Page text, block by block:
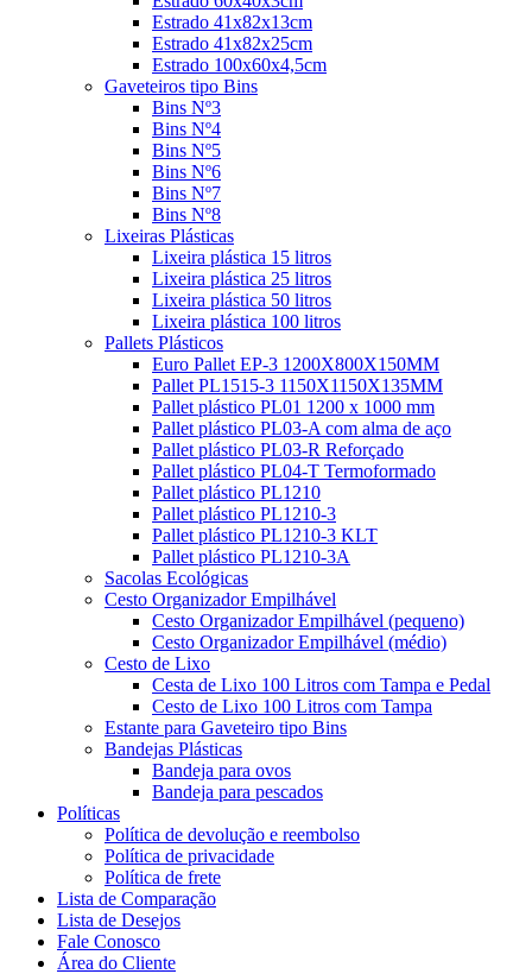
Estrado 41x82x13cm
Estrado 41x82x25cm
Estrado 100x60x4,5cm
Gaveteiros tipo Bins
Bins Nº3
Bins Nº4
Bins Nº5
Bins Nº6
Bins Nº7
Bins Nº8
Lixeiras Plásticas
Lixeira plástica 15 litros
Lixeira plástica 25 litros
Lixeira plástica 50 litros
Lixeira plástica 100 litros
Pallets Plásticos
Euro Pallet EP-3 1200X800X150MM
Pallet PL1515-3 1150X1150X135MM
Pallet plástico PL01 1200 x 1000 mm
Pallet plástico PL03-A com alma de aço
Pallet plástico PL03-R Reforçado
Pallet plástico PL04-T Termoformado
Pallet plástico PL1210
Pallet plástico PL1210-3
Pallet plástico PL1210-3 KLT
Pallet plástico PL1210-3A
Sacolas Ecológicas
Cesto Organizador Empilhável
Cesto Organizador Empilhável (pequeno)
Cesto Organizador Empilhável (médio)
Cesto de Lixo
Cesta de Lixo 100 Litros com Tampa e Pedal
Cesto de Lixo 100 Litros com Tampa
Estante para Gaveteiro tipo Bins
Bandejas Plásticas
Bandeja para ovos
Bandeja para pescados
Políticas
Política de devolução e reembolso
Política de privacidade
Política de frete
Lista de Comparação
Lista de Desejos
Fale Conosco
Área do Cliente